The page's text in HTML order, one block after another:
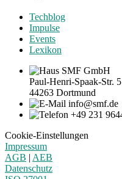
Techblog
Impulse
Events
Lexikon
SMF GmbH
Paul-Henri-Spaak-Str. 5
44263 Dortmund
info@smf.de
+49 231
Cookie-Einstellungen
Impressum
AGB | AEB
Datenschutz